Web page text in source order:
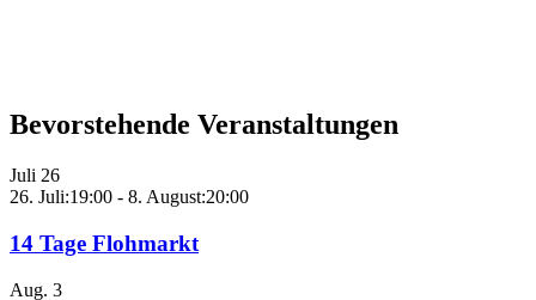
Bevorstehende Veranstaltungen
Juli 26
26. Juli:19:00 - 8. August:20:00
14 Tage Flohmarkt
Aug. 3